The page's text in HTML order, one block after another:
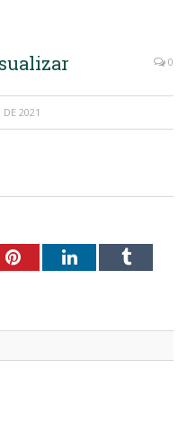
0
2021
PinterestLinkedInTumblr